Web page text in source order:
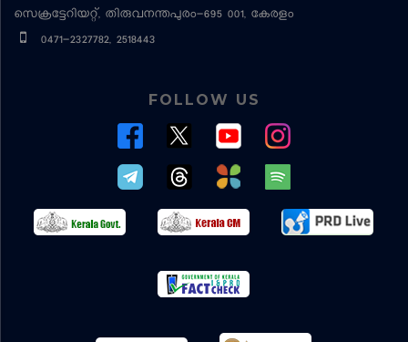
സെക്രട്ടേറിയറ്റ്, തിരുവനന്തപുരം-695 001, കേരളം
0471-2327782, 2518443
FOLLOW US